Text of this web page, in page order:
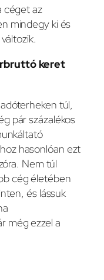
céget az
mindegy ki és
keret
túl,
pár százalékos
hasonlóan ezt
Nem túl
cég életében
és lássuk
még ezzel a